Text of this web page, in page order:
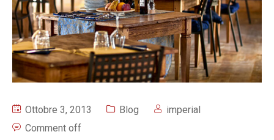
Ottobre 3, 2013 Blog
imperial
Comment off